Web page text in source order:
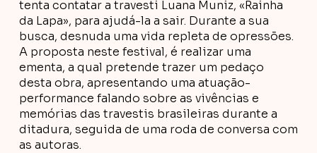
tenta contatar a travesti Luana Muniz, «Rainha
da Lapa», para ajudá-la a sair. Durante a sua
busca, desnuda uma vida repleta de opressões.
A proposta neste festival, é realizar uma
ementa, a qual pretende trazer um pedaço
desta obra, apresentando uma atuação-
performance falando sobre as vivências e
memórias das travestis brasileiras durante a
ditadura, seguida de uma roda de conversa com
as autoras.